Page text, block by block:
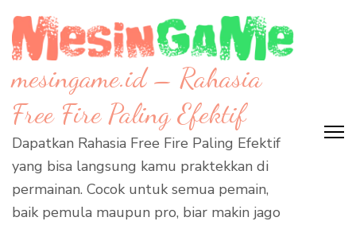
to
content
(Press
Enter)
mesingame.id – Rahasia
Free Fire Paling Efektif
Dapatkan Rahasia Free Fire Paling Efektif
yang bisa langsung kamu praktekkan di
permainan. Cocok untuk semua pemain,
baik pemula maupun pro, biar makin jago